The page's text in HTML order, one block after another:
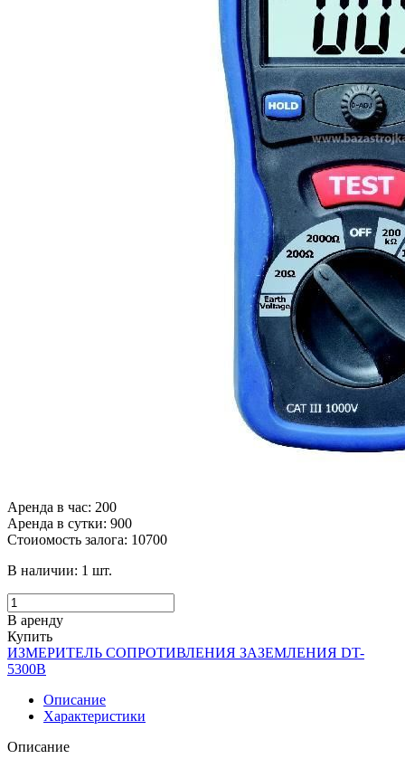
Аренда в час: 200
Аренда в сутки: 900
Стоиомость залога: 10700
В наличии: 1 шт.
В аренду
Купить
ИЗМЕРИТЕЛЬ СОПРОТИВЛЕНИЯ ЗАЗЕМЛЕНИЯ DT-
5300B
Описание
Характеристики
Описание